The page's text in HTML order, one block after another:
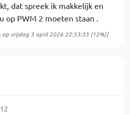
dat spreek ik makkelijk en
op PWM 2 moeten staan .
op vrijdag 3 april 2026 22:53:33 (12%)]